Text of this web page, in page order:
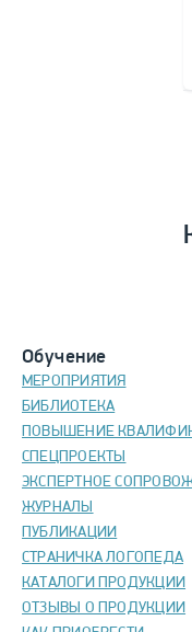
Обучение
МЕРОПРИЯТИЯ
БИБЛИОТЕКА
ПОВЫШЕНИЕ
СПЕЦПРОЕКТЫ
ЭКСПЕРТНОЕ
ЖУРНАЛЫ
ПУБЛИКАЦИИ
СТРАНИЧКА ЛОГОПЕДА
КАТАЛОГИ ПРОДУКЦИИ
ОТЗЫВЫ О ПРОДУКЦИИ